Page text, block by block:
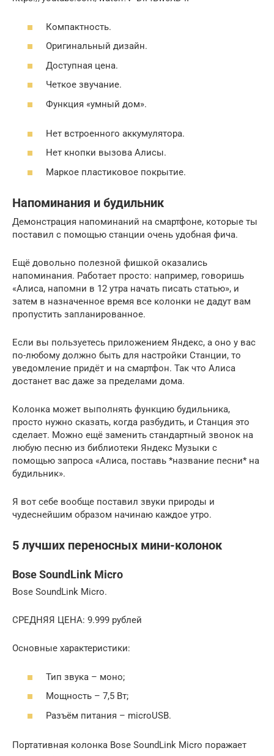
Компактность.
Оригинальный дизайн.
Доступная цена.
Четкое звучание.
Функция «умный дом».
Нет встроенного аккумулятора.
Нет кнопки вызова Алисы.
Маркое пластиковое покрытие.
Напоминания и будильник
Демонстрация напоминаний на смартфоне, которые ты
поставил с помощью станции очень удобная фича.
Ещё довольно полезной фишкой оказались
напоминания. Работает просто: например, говоришь
«Алиса, напомни в 12 утра начать писать статью», и
затем в назначенное время все колонки не дадут вам
пропустить запланированное.
Если вы пользуетесь приложением Яндекс, а оно у вас
по-любому должно быть для настройки Станции, то
уведомление придёт и на смартфон. Так что Алиса
достанет вас даже за пределами дома.
Колонка может выполнять функцию будильника,
просто нужно сказать, когда разбудить, и Станция это
сделает. Можно ещё заменить стандартный звонок на
любую песню из библиотеки Яндекс Музыки с
помощью запроса «Алиса, поставь *название песни* на
будильник».
Я вот себе вообще поставил звуки природы и
чудеснейшим образом начинаю каждое утро.
5 лучших переносных мини-колонок
Bose SoundLink Micro
Bose SoundLink Micro.
СРЕДНЯЯ ЦЕНА: 9.999 рублей
Основные характеристики:
Тип звука – моно;
Мощность – 7,5 Вт;
Разъём питания – microUSB.
Портативная колонка Bose SoundLink Micro поражает